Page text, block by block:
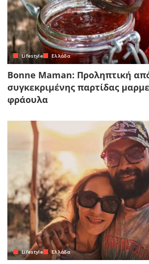
Lifestyle Ελλάδα
Bonne Maman: Προληπτική
συγκεκριμένης παρτίδας
φράουλα
Lifestyle Ελλάδα